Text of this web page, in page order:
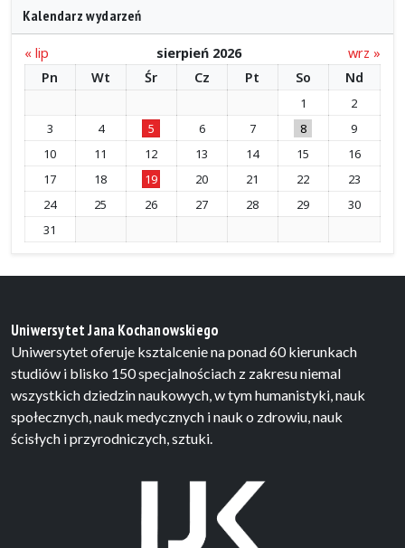
Kalendarz wydarzeń
« lip sierpień 2026
wrz »
Pn
Wt Śr Cz Pt So Nd
1
2
3
4 5 6 7 8
9
10
11 12 13 14 15
16
17
18 19 20 21 22
23
24
25 26 27 28 29
30
31
Uniwersytet Jana Kochanowskiego
Uniwersytet oferuje ksztalcenie na ponad 60 kierunkach
studiów i blisko 150 specjalnościach z zakresu niemal
wszystkich dziedzin naukowych, w tym humanistyki, nauk
społecznych, nauk medycznych i nauk o zdrowiu, nauk
ścisłych i przyrodniczych, sztuki.